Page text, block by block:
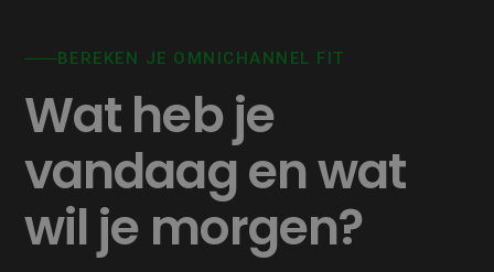
BEREKEN JE OMNICHANNEL FIT
Wat heb je
vandaag en wat
wil je morgen?